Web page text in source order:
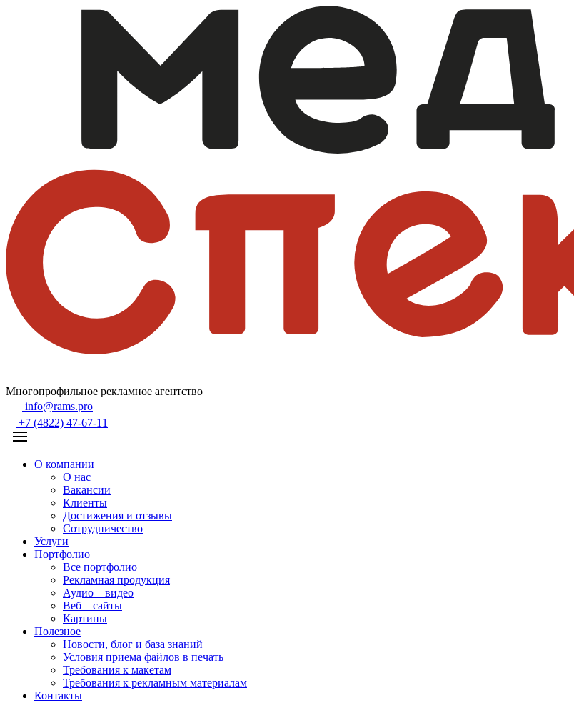
Многопрофильное рекламное агентство
info@rams.pro
+7 (4822) 47-67-11
О компании
О нас
Вакансии
Клиенты
Достижения и отзывы
Сотрудничество
Услуги
Портфолио
Все портфолио
Рекламная продукция
Аудио – видео
Веб – сайты
Картины
Полезное
Новости, блог и база знаний
Условия приема файлов в печать
Требования к макетам
Требования к рекламным материалам
Контакты